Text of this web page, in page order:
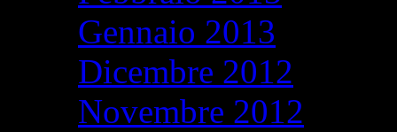
Gennaio 2013
Dicembre 2012
Novembre 2012